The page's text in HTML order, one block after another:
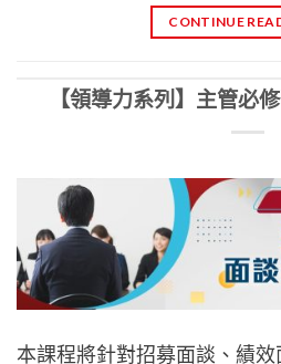
CONTINUE
【領導力系列】主管必
本課程將針對招募面談、績